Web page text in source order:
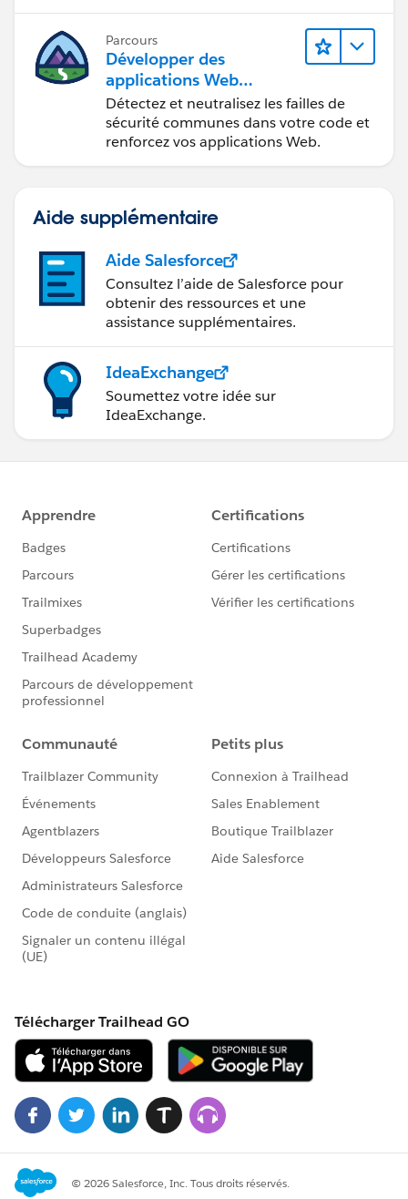
Parcours
Développer des
applications Web
sécurisées
Détectez et neutralisez les failles de
sécurité communes dans votre code et
renforcez vos applications Web.
Aide supplémentaire
Aide Salesforce
Consultez l’aide de Salesforce pour
obtenir des ressources et une
assistance supplémentaires.
IdeaExchange
Soumettez votre idée sur
IdeaExchange.